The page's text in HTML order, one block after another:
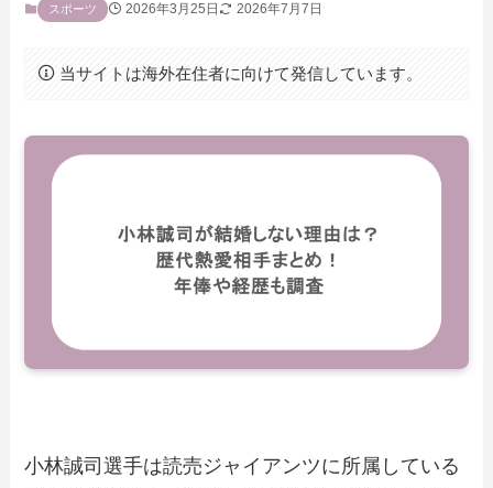
スポーツ 2026年3月25日 2026年7月7日
当サイトは海外在住者に向けて発信しています。
小林誠司選手は読売ジャイアンツに所属している